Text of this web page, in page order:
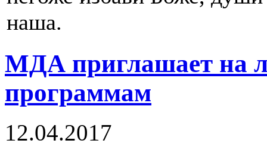
наша.
МДА приглашает на
программам
12.04.2017